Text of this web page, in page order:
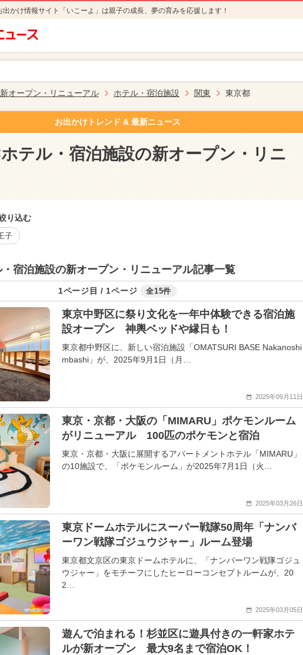
出かけ情報サイト「いこーよ」は親子の成長、夢の育みを応援します！
新オープン・リニューアル ホテル・宿泊施設 関東 東京都
お出かけトレンド & 最新ニュース
テル・宿泊施設の新オープン・リニ
り込む
子
宿泊施設の新オープン・リニューアル記事一覧
1ページ目 / 1ページ 全15件
東京中野区に祭り文化を一年中体験できる宿泊施
設オープン 神輿ベッドや縁日も！
東京都中野区に、新しい宿泊施設「OMATSURI BASE Nakanoshi
mbashi」が、2025年9月1日（月…
2025年09月11日
東京・京都・大阪の「MIMARU」ポケモンルーム
がリニューアル 100匹のポケモンと宿泊
東京・京都・大阪に展開するアパートメントホテル「MIMARU」
の10施設で、「ポケモンルーム」が2025年7月1日（火…
2025年03月26日
東京ドームホテルにスーパー戦隊50周年「ナンバ
ーワン戦隊ゴジュウジャー」ルーム登場
東京都文京区の東京ドームホテルに、「ナンバーワン戦隊ゴジュ
ウジャー」をモチーフにしたヒーローコンセプトルームが、20
2…
2025年03月05日
遊んで泊まれる！杉並区に遊具付きの一軒家ホテ
ルが新オープン 最大9名まで宿泊OK！